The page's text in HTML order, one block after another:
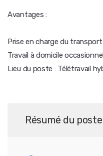
Avantages :
Prise en charge du
Travail à domicile
Lieu du poste : Télétravail
Résumé du poste